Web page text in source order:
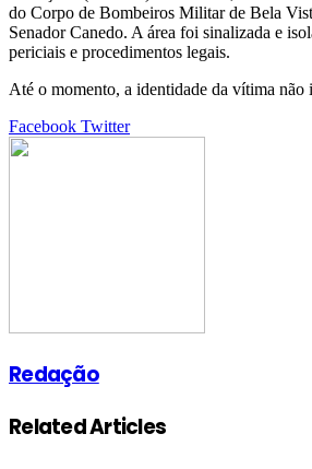
do Corpo de Bombeiros Militar de Bela
Senador Canedo. A área foi sinalizada e
periciais e procedimentos legais.
Até o momento, a identidade da vítima não
Facebook TwitterGoogle+
LinkedIn
StumbleUpon
Tumblr
Pinterest
Reddit
VKontakte
Share
Print
Redação
Related Articles